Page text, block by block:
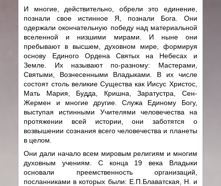
И многие, действительно, обрели это единение,
познали свое истинное Я, познали Бога. Они
одержали окончательную победу над материальной
вселенной и низшими мирами. И ныне они
пребывают в высшем, духовном мире, формируя
основу Единого Ордена Святых на Небесах и
Земле. Их называют по-разному: Мастерами,
Святыми, Вознесенными Владыками. В их числе
состоят столь великие Существа как Иисус Христос,
Мать Мария, Будда, Кришна, Заратустра, Сен-
Жермен и многие другие. Служа Единому Богу,
выступая истинными Учителями человечества на
протяжении всей истории, они заботятся о
возвышении сознания всего человечества и планеты
в целом.
Они дали начало всем мировым религиям и многим
духовным учениям. С конца 19 века Владыки
основали преемственность организаций,
посланниками в которых были: Е.П.Блаватская, Н. и